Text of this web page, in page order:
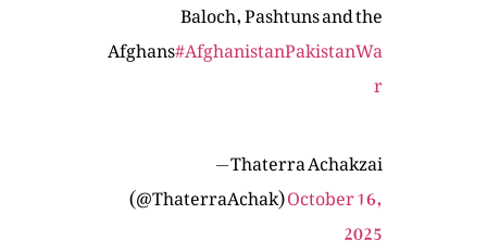
Baloch, Pashtuns and the
Afghans#AfghanistanPakistanWa
r
— Thaterra Achakzai
(@ThaterraAchak)October 16,
2025